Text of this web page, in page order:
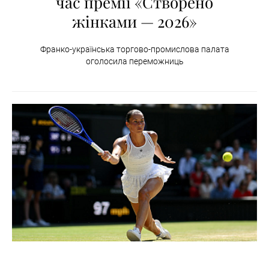
жінками — 2026»
Франко-українська торгово-промислова палата
оголосила переможниць